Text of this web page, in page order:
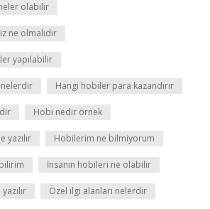
olabilir
ne olmalıdır
yapılabilir
Hangi hobiler para kazandırır
Hobi nedir örnek
yazılır Hobilerim ne bilmiyorum
İnsanın hobileri ne olabilir
Özel ilgi alanları nelerdir